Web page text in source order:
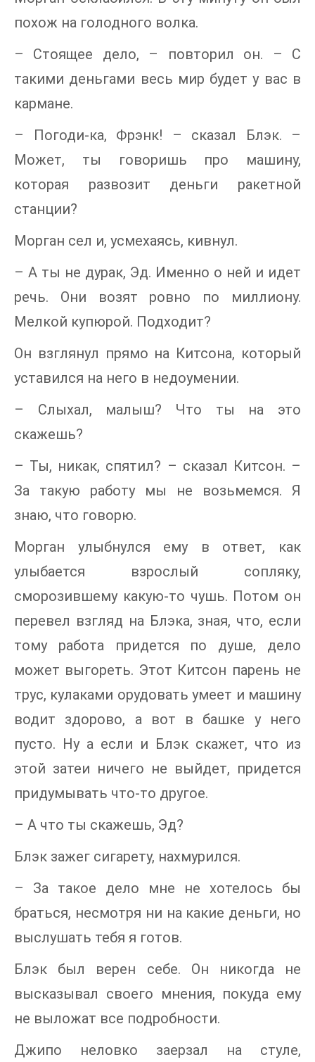
похож на голодного волка.
– Стоящее дело, – повторил он. – С
такими деньгами весь мир будет у вас в
кармане.
– Погоди-ка, Фрэнк! – сказал Блэк. –
Может, ты говоришь про машину,
которая развозит деньги ракетной
станции?
Морган сел и, усмехаясь, кивнул.
– А ты не дурак, Эд. Именно о ней и идет
речь. Они возят ровно по миллиону.
Мелкой купюрой. Подходит?
Он взглянул прямо на Китсона, который
уставился на него в недоумении.
– Слыхал, малыш? Что ты на это
скажешь?
– Ты, никак, спятил? – сказал Китсон. –
За такую работу мы не возьмемся. Я
знаю, что говорю.
Морган улыбнулся ему в ответ, как
улыбается взрослый сопляку,
сморозившему какую-то чушь. Потом он
перевел взгляд на Блэка, зная, что, если
тому работа придется по душе, дело
может выгореть. Этот Китсон парень не
трус, кулаками орудовать умеет и машину
водит здорово, а вот в башке у него
пусто. Ну а если и Блэк скажет, что из
этой затеи ничего не выйдет, придется
придумывать что-то другое.
– А что ты скажешь, Эд?
Блэк зажег сигарету, нахмурился.
– За такое дело мне не хотелось бы
браться, несмотря ни на какие деньги, но
выслушать тебя я готов.
Блэк был верен себе. Он никогда не
высказывал своего мнения, покуда ему
не выложат все подробности.
Джипо неловко заерзал на стуле,